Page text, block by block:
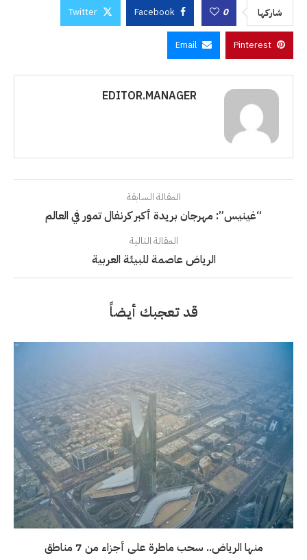
شاركها 0
Facebook
Twitter
Pinterest
Email
EDITOR.MANAGER
المقالة السابقة
“غينيس”: مهرجان بريدة أكبر كرنفال تمور في العالم
المقالة التالية
الرياض عاصمة للبيئة العربية
قد تعجبك أيضاً
منها الرياض.. سحب ماطرة على أجزاء من 7 مناطق